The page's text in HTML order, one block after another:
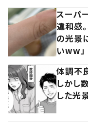
スーパ
違和感
の光景
いww」
体調不
しかし
した光